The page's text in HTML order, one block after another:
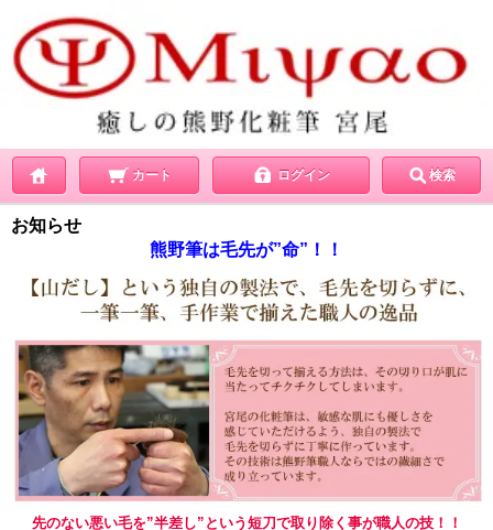
カート ログイン 検索
お知らせ
熊野筆は毛先が”命”！！
先のない悪い毛を”半差し”という短刀で取り除く事が職人の技！！